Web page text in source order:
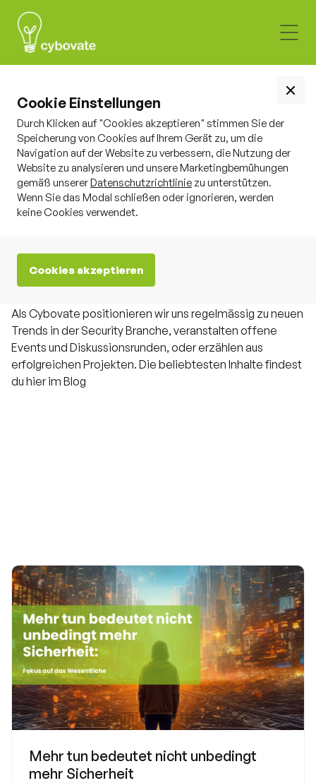
Cookie Einstellungen
Durch Klicken auf "Cookies akzeptieren" stimmen Sie der
Speicherung von Cookies auf Ihrem Gerät zu, um die
Navigation auf der Website zu verbessern, die Nutzung der
Website zu analysieren und unsere Marketingbemühungen
gemäß unsererDatenschutzrichtlinie zu unterstützen.
Wenn Sie das Modal schließen oder ignorieren, werden
keine Cookies verwendet.
Cookies akzeptieren
Die neusten Trends, Event
und Artikelrund um Cyber
Security
Als Cybovate positionieren wir uns regelmässig zu neuen
Trends in der Security Branche, veranstalten offene
Events und Diskussionsrunden, oder erzählen aus
erfolgreichen Projekten. Die beliebtesten Inhalte findest
du hier im Blog
Mehr tun bedeutet nicht unbedingt
mehr Sicherheit